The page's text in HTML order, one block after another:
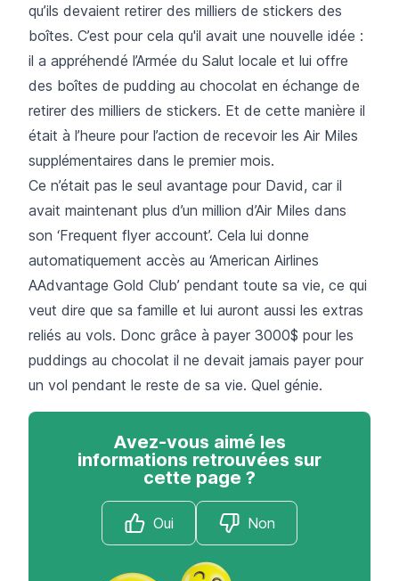
qu’ils devaient retirer des milliers de stickers des
boîtes. C’est pour cela qu'il avait une nouvelle idée :
il a appréhendé l’Armée du Salut locale et lui offre
des boîtes de pudding au chocolat en échange de
retirer des milliers de stickers. Et de cette manière il
était à l’heure pour l’action de recevoir les Air Miles
supplémentaires dans le premier mois.
Ce n’était pas le seul avantage pour David, car il
avait maintenant plus d’un million d’Air Miles dans
son ‘Frequent flyer account’. Cela lui donne
automatiquement accès au ‘American Airlines
AAdvantage Gold Club’ pendant toute sa vie, ce qui
veut dire que sa famille et lui auront aussi les extras
reliés au vols. Donc grâce à payer 3000$ pour les
puddings au chocolat il ne devait jamais payer pour
un vol pendant le reste de sa vie. Quel génie.
Avez-vous aimé les
informations retrouvées sur
cette page ?
Oui Non